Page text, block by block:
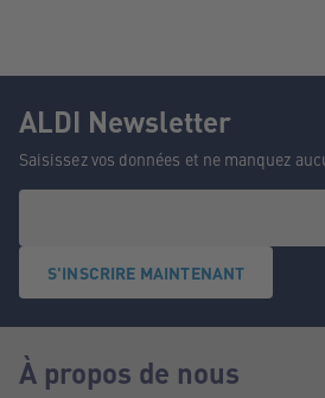
ALDI Newsletter
Saisissez vos données et ne manquez
S'INSCRIRE MAINTENANT
À propos de nous